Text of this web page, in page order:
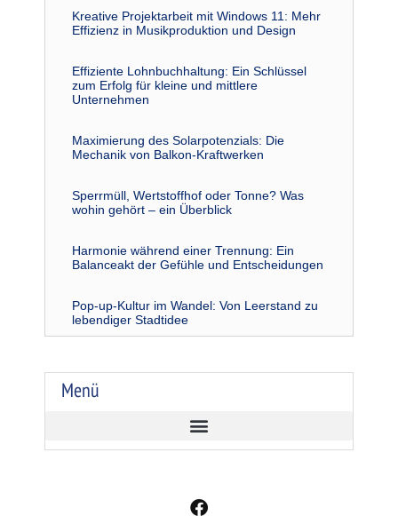
Kreative Projektarbeit mit Windows 11: Mehr
Effizienz in Musikproduktion und Design
Effiziente Lohnbuchhaltung: Ein Schlüssel
zum Erfolg für kleine und mittlere
Unternehmen
Maximierung des Solarpotenzials: Die
Mechanik von Balkon-Kraftwerken
Sperrmüll, Wertstoffhof oder Tonne? Was
wohin gehört – ein Überblick
Harmonie während einer Trennung: Ein
Balanceakt der Gefühle und Entscheidungen
Pop-up-Kultur im Wandel: Von Leerstand zu
lebendiger Stadtidee
Menü
F